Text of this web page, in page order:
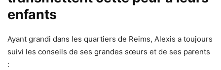
enfants
Ayant grandi dans les quartiers de Reims, Alexis a toujours
suivi les conseils de ses grandes sœurs et de ses parents
: